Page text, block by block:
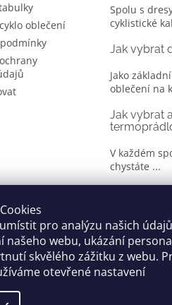
pro analýzu našich
našeho webu, ukázání
skvělého zážitku z webu.
otevřené nastavení
oblečení
Spolu s
cyklistické
Jak vybrat
Jako
oblečení na
Jak vybrat
V každém
chystáte ...
Je jen málo
oble...